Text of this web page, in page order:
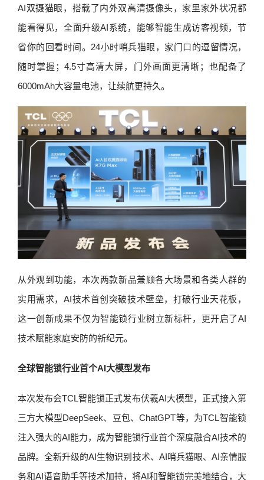
AI双摄猫眼，搭载了内外双高清摄像头，家里家外状况都
能看得见，全面升级AI系统，能够智能生成访客视频，节
省你的回看时间。24小时哨兵猫眼，家门口的逗留情况，
随时掌握；4.5寸高清大屏，门外画面更清晰；也配备了
6000mAh大容量电池，让续航更持久。
从外观到功能，本次两款新品兼顾各大场景和各类人群的
实用需求，AI技术首创突破技术壁垒，打破行业天花板，
这一创新成果不仅为智能锁行业树立新标杆，更开启了AI
技术赋能家庭安防的新纪元。
全球智能锁行业首个AI大模型发布
本次发布会TCL智能锁正式发布伏羲AI大模型，正式接入第
三方大模型DeepSeek、豆包、ChatGPT等，为TCL智能锁
注入强大的AI能力，成为智能锁行业首个深度融合AI技术的
品牌。全新升级的AI生物识别技术、AI哨兵猫眼、AI亲情服
务和AI语音助手等技术加持，将AI和智能锁完美地结合，大